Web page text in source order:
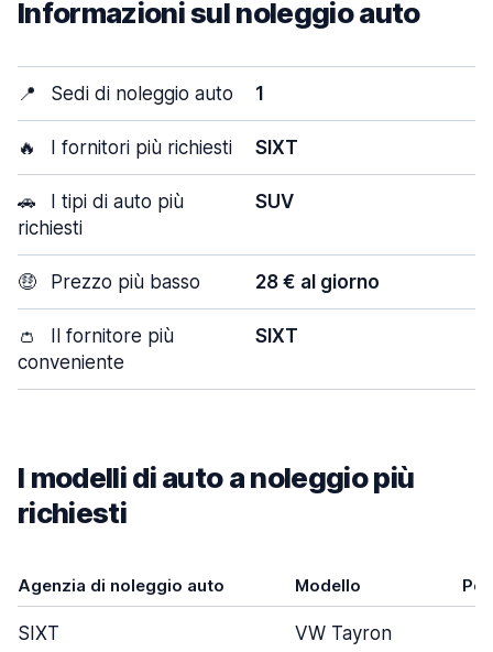
Informazioni sul noleggio auto
📍 Sedi di noleggio auto 1
🔥 I fornitori più richiesti SIXT
🚗
I tipi di auto più
richiesti
SUV
🤑 Prezzo più basso 28 € al giorno
👛
Il fornitore più
conveniente
SIXT
I modelli di auto a noleggio più
richiesti
Agenzia di noleggio auto Modello
SIXT VW Tayron